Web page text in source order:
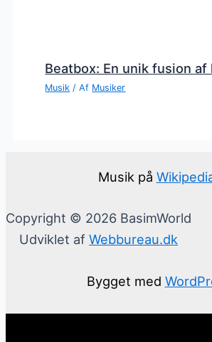
Beatbox: En unik fusion af
Musik / Af Musiker
Musik på
Copyright © 2026 BasimWorld
Udviklet af Webbureau.dk
Bygget med